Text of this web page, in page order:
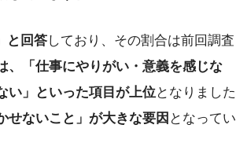
と回答しており、その割合は前回調査
、「仕事にやりがい・意義を感じな
い」といった項目が上位となりました
せないこと」が大きな要因 となってい